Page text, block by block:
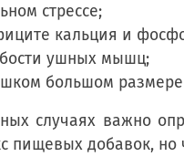
стрессе;
кальция и
ушных мышц;
большом
случаях важно
пищевых добавок, но